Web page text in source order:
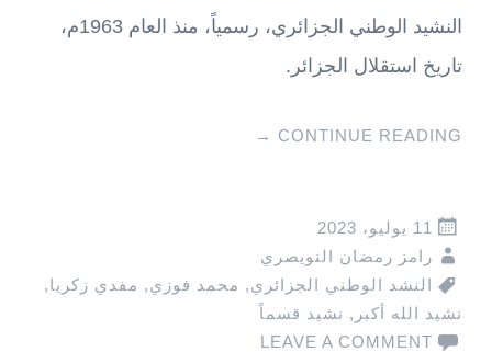
النشيد الوطني الجزائري، رسمياً، منذ العام 1963م،
تاريخ استقلال الجزائر.
CONTINUE READING
→
11 يوليو، 2023
رامز رمضان النويصري
النشد الوطني الجزائري, محمد فوزي, مفدي زكريا,
نشيد الله أكبر , نشيد قسماً
LEAVE A COMMENT